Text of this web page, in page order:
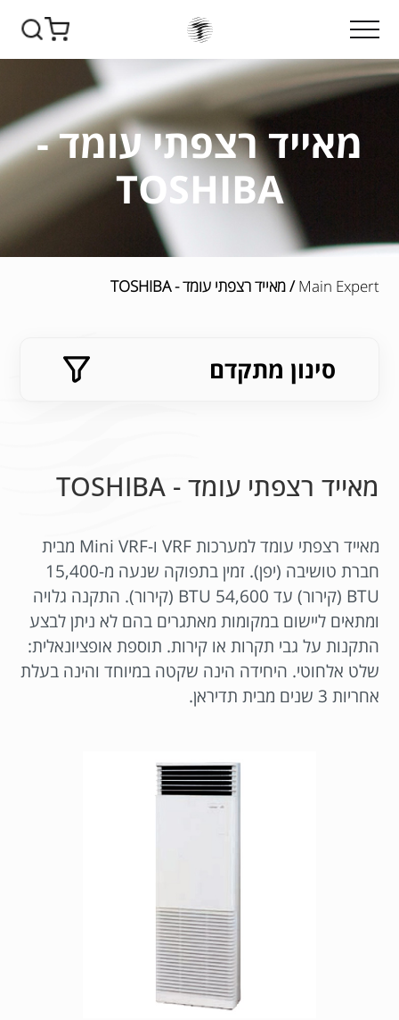
מאייד רצפתי עומד -
TOSHIBA
Main Expert / מאייד רצפתי עומד - TOSHIBA
סינון מתקדם
מאייד רצפתי עומד - TOSHIBA
מאייד רצפתי עומד למערכות VRF ו-Mini VRF מבית
חברת טושיבה (יפן). זמין בתפוקה שנעה מ-15,400
BTU (קירור) עד 54,600 BTU (קירור). התקנה גלויה
ומתאים ליישום במקומות מאתגרים בהם לא ניתן לבצע
התקנות על גבי תקרות או קירות. תוספת אופציונאלית:
שלט אלחוטי. היחידה הינה שקטה במיוחד והינה בעלת
אחריות 3 שנים מבית תדיראן.